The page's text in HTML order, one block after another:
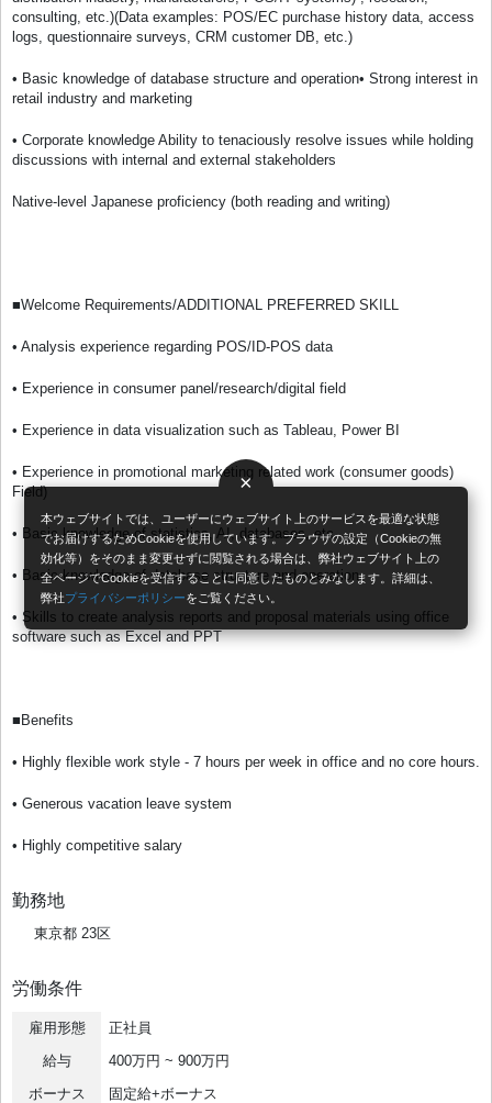
×
本ウェブサイトでは、ユーザーにウェブサイト上のサービスを最適な状態
でお届けするためCookieを使用しています。ブラウザの設定（Cookieの無
効化等）をそのまま変更せずに閲覧される場合は、弊社ウェブサイト上の
全ページでCookieを受信することに同意したものとみなします。詳細は、
弊社プライバシーポリシーをご覧ください。
consulting, etc.)(Data examples: POS/EC purchase history data, access
logs, questionnaire surveys, CRM customer DB, etc.)
• Basic knowledge of database structure and operation• Strong interest in
retail industry and marketing
• Corporate knowledge Ability to tenaciously resolve issues while holding
discussions with internal and external stakeholders
Native-level Japanese proficiency (both reading and writing)
■Welcome Requirements/ADDITIONAL PREFERRED SKILL
• Analysis experience regarding POS/ID-POS data
• Experience in consumer panel/research/digital field
• Experience in data visualization such as Tableau, Power BI
• Experience in promotional marketing related work (consumer goods)
Field)
• Basic knowledge of statistics, AI, databases, etc.
• Basic knowledge of database structure and operation
• Skills to create analysis reports and proposal materials using office
software such as Excel and PPT
■Benefits
• Highly flexible work style - 7 hours per week in office and no core hours.
• Generous vacation leave system
• Highly competitive salary
勤務地
東京都 23区
労働条件
雇用形態
正社員
給与
400万円 ~ 900万円
ボーナス
固定給+ボーナス